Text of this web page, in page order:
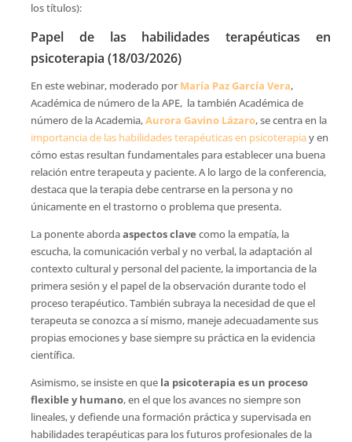
los títulos):
Papel de las habilidades terapéuticas en
psicoterapia (18/03/2026)
En este webinar, moderado porMaría Paz García Vera,
Académica de número de la APE, la también Académica de
número de la Academia,Aurora Gavino Lázaro, se centra en la
importancia de las habilidades terapéuticas en psicoterapiay en
cómo estas resultan fundamentales para establecer una buena
relación entre terapeuta y paciente. A lo largo de la conferencia,
destaca que la terapia debe centrarse en la persona y no
únicamente en el trastorno o problema que presenta.
La ponente abordaaspectos clave como la empatía, la
escucha, la comunicación verbal y no verbal, la adaptación al
contexto cultural y personal del paciente, la importancia de la
primera sesión y el papel de la observación durante todo el
proceso terapéutico. También subraya la necesidad de que el
terapeuta se conozca a sí mismo, maneje adecuadamente sus
propias emociones y base siempre su práctica en la evidencia
científica.
Asimismo, se insiste en que la psicoterapia es un proceso
flexible y humano, en el que los avances no siempre son
lineales, y defiende una formación práctica y supervisada en
habilidades terapéuticas para los futuros profesionales de la